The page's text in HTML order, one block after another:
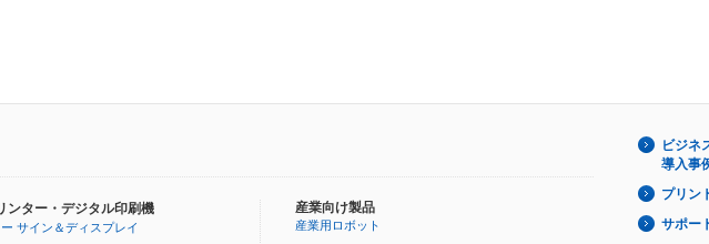
ンター・デジタル印刷機
サイン＆ディスプレイ
産業向け製品
産業用ロボット
ビジネ
導入事
プリン
サポー